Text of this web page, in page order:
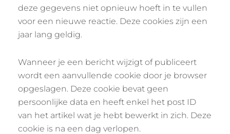
deze gegevens niet opnieuw hoeft in te vullen
voor een nieuwe reactie. Deze cookies zijn een
jaar lang geldig.
Wanneer je een bericht wijzigt of publiceert
wordt een aanvullende cookie door je browser
opgeslagen. Deze cookie bevat geen
persoonlijke data en heeft enkel het post ID
van het artikel wat je hebt bewerkt in zich. Deze
cookie is na een dag verlopen.